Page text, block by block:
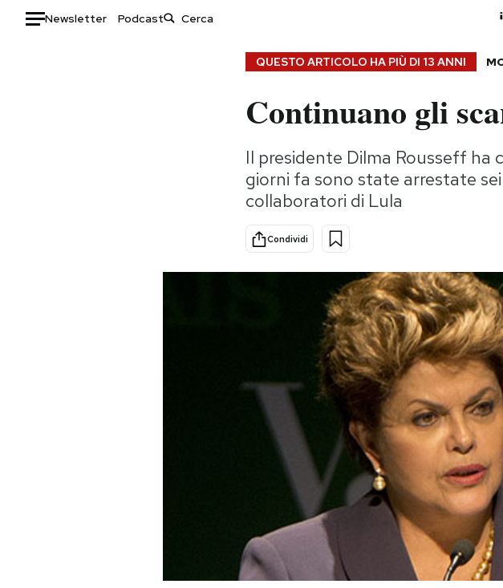
Newsletter Podcast
Consumismi
Storie/Idee
Ok Boomer!
Europa
QUESTO ARTICOLO HA PIÙ DI 13 ANNI
Continuano gli
Il presidente Dilma Rousseff
giorni fa sono state arrestate
collaboratori di Lula
Condividi